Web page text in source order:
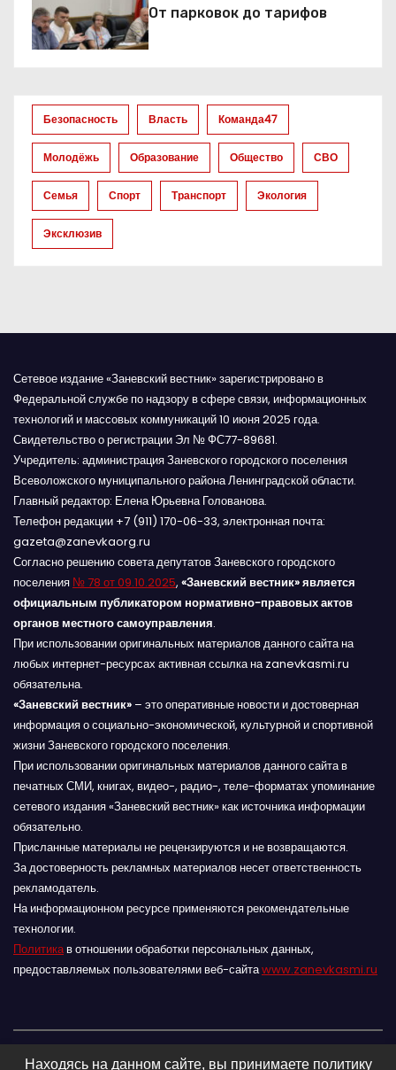
От парковок до тарифов
Безопасность Власть Команда47
Молодёжь Образование Общество СВО
Семья Спорт Транспорт Экология
Эксклюзив
Сетевое издание «Заневский вестник» зарегистрировано в
Федеральной службе по надзору в сфере связи, информационных
технологий и массовых коммуникаций 10 июня 2025 года.
Свидетельство о регистрации Эл № ФС77-89681.
Учредитель: администрация Заневского городского поселения
Всеволожского муниципального района Ленинградской области.
Главный редактор: Елена Юрьевна Голованова.
Телефон редакции +7 (911) 170-06-33, электронная почта:
gazeta@zanevkaorg.ru
Согласно решению совета депутатов Заневского городского
поселения № 78 от 09.10.2025, «Заневский вестник» является
официальным публикатором нормативно-правовых актов
органов местного самоуправления.
При использовании оригинальных материалов данного сайта на
любых интернет-ресурсах активная ссылка на zanevkasmi.ru
обязательна.
«Заневский вестник» – это оперативные новости и достоверная
информация о социально-экономической, культурной и спортивной
жизни Заневского городского поселения.
При использовании оригинальных материалов данного сайта в
печатных СМИ, книгах, видео-, радио-, теле-форматах упоминание
сетевого издания «Заневский вестник» как источника информации
обязательно.
Присланные материалы не рецензируются и не возвращаются.
За достоверность рекламных материалов несет ответственность
рекламодатель.
На информационном ресурсе применяются рекомендательные
технологии.
Политикав отношении обработки персональных данных,
предоставляемых пользователями веб-сайтаwww.zanevkasmi.ru
Находясь на данном сайте, вы принимаете политику